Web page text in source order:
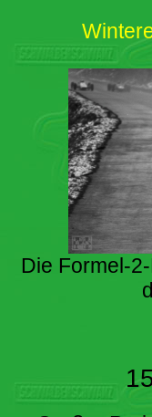
Die Formel-